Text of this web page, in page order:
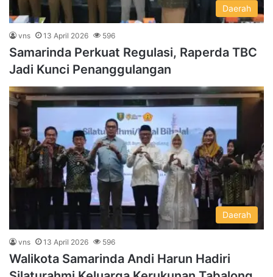
Daerah
vns 13 April 2026 596
Samarinda Perkuat Regulasi, Raperda TBC
Jadi Kunci Penanggulangan
Daerah
vns 13 April 2026 596
Walikota Samarinda Andi Harun Hadiri